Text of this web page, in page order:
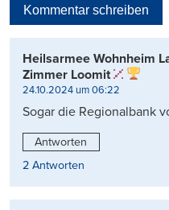
Kommentar schreiben
Heilsarmee Wohnheim
Zimmer Loomit
24.10.2024 um 06:22
Sogar die Regionalbank
Antworten
2 Antworten